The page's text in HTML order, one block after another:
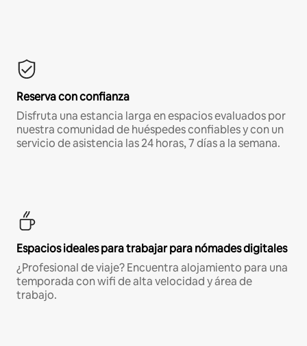
Reserva con confianza
Disfruta una estancia larga en espacios evaluados por
nuestra comunidad de huéspedes confiables y con un
servicio de asistencia las 24 horas, 7 días a la semana.
Espacios ideales para trabajar para nómades digitales
¿Profesional de viaje? Encuentra alojamiento para una
temporada con wifi de alta velocidad y área de
trabajo.